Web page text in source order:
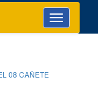
Toggle
navigation
08 CAÑETE